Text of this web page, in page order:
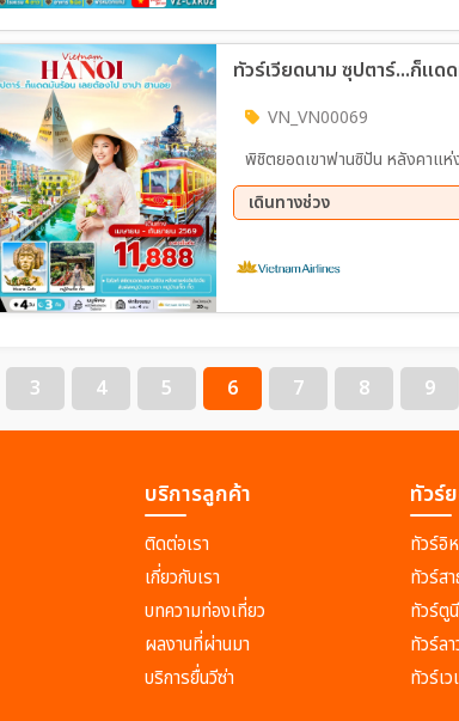
21 ต.ค. 69 - 23 ต.ค. 69
VN_VN00069
พิชิตยอดเขาฟานซิปัน หลังคาแห่
เดินทางช่วง
03 ก.ย. 69 - 06 ก.ย. 69
24 ก.ย. 69 - 27 ก.ย. 69
29 ก.ย. 69 - 02 ต.ค. 69
3 4 5 6 7 8 9
บริการลูกค้า
ติดต่อเรา
เกี่ยวกับเรา
บทความท่องเที่ยว
ผลงานที่ผ่านมา
บริการยื่นวีซ่า
ทัวร์
ทัวร์อิ
ทัวร์ส
ทัวร์ตู
ทัวร์ลา
ทัวร์เว